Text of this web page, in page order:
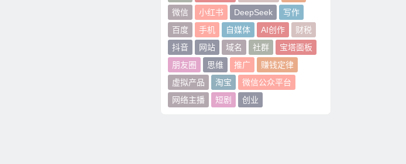
微信
小红书 DeepSeek
写作
百度
手机 自媒体 AI创作
财税
抖音
网站 域名 社群
宝塔面板
朋友圈
思维 推广
赚钱定律
虚拟产品
淘宝
微信公众平台
网络主播
短剧 创业